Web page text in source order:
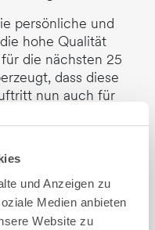
und Anzeigen zu
Medien anbieten
Website zu
persönliche und
hohe Qualität
die nächsten 25
dass diese
nun auch für
als
dass
Mitarbeitenden
haben werden.